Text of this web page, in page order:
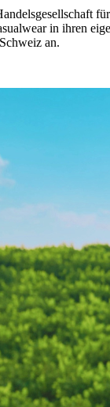
in ihren
an.